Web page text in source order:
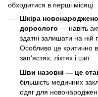
обходитися в перші місяці.
Шкіра
дорослого — навіть
здатні залишати на ній
Особливо це критично
зап'ястях, ліктях і шиї
Шви назовні — це
більшість медичних
одяг для